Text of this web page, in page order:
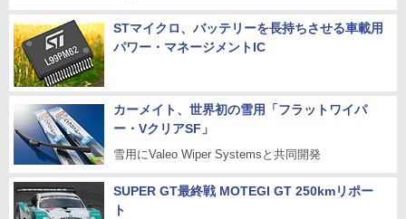
STマイクロ、バッテリーを長持ちさせる車載用
パワー・マネージメントIC
カーメイト、世界初の雪用「フラットワイパ
ー・VクリアSF」
雪用にValeo Wiper Systemsと共同開発
SUPER GT最終戦 MOTEGI GT 250kmリポー
ト